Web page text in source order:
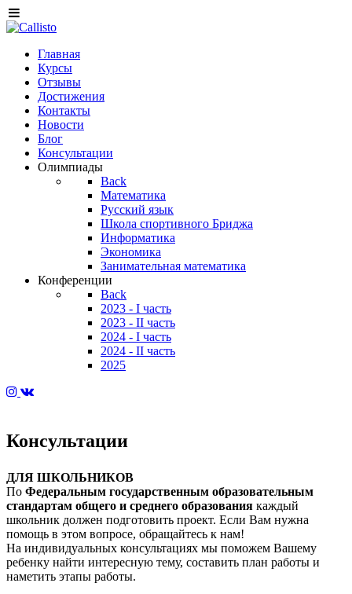
Главная
Курсы
Отзывы
Достижения
Контакты
Новости
Блог
Консультации
Олимпиады
Back
Математика
Русский язык
Школа спортивного Бриджа
Информатика
Экономика
Занимательная математика
Конференции
Back
2023 - I часть
2023 - II часть
2024 - I часть
2024 - II часть
2025
Консультации
ДЛЯ ШКОЛЬНИКОВ
По Федеральным государственным образовательным
стандартам общего и среднего образования каждый
школьник должен подготовить проект. Если Вам нужна
помощь в этом вопросе, обращайтесь к нам!
На индивидуальных консультациях мы поможем Вашему
ребенку найти интересную тему, составить план работы и
наметить этапы работы.